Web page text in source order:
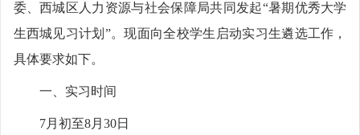
委、西城区人力资源与社会保障局共同发起“暑期优秀大学
生西城见习计划”。现面向全校学生启动实习生遴选工作，
具体要求如下。
一、实习时间
7月初至8月30日